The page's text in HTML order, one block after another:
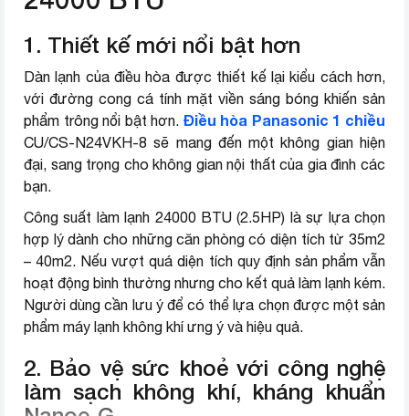
Thương hiệu (lọc) Panasonic
1. Thiết kế mới nổi bật hơn
Dàn lạnh của điều hòa được thiết kế lại kiểu cách hơn,
với đường cong cá tính mặt viền sáng bóng khiến sản
phẩm trông nổi bật hơn. Điều hòa Panasonic 1 chiều
CU/CS-N24VKH-8 sẽ mang đến một không gian hiện
đại, sang trọng cho không gian nội thất của gia đình các
bạn.
Công suất làm lạnh 24000 BTU (2.5HP) là sự lựa chọn
hợp lý dành cho những căn phòng có diện tích từ 35m2
– 40m2. Nếu vượt quá diện tích quy định sản phẩm vẫn
hoạt động bình thường nhưng cho kết quả làm lạnh kém.
Người dùng cần lưu ý để có thể lựa chọn được một sản
phẩm máy lạnh không khí ưng ý và hiệu quả.
2. Bảo vệ sức khoẻ với công nghệ
làm sạch không khí, kháng khuẩn